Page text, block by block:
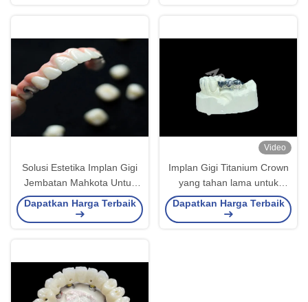
Solusi Estetika Implan Gigi
Jembatan Mahkota Untuk
Dewasa Mengganti Gigi
yang Hilang
Dapatkan Harga Terbaik
Video
Implan Gigi Titanium Crown
yang tahan lama untuk
penggantian gigi yang hilang
Dapatkan Harga Terbaik